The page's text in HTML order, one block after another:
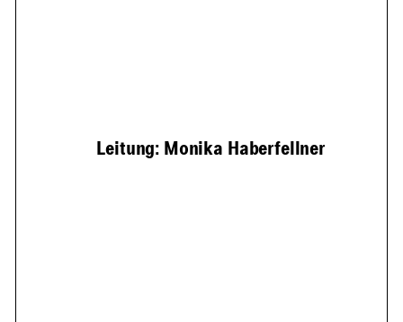
Leitung: Monika Haberfellner